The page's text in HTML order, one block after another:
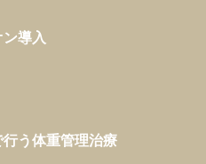
導入
う体重管理治療